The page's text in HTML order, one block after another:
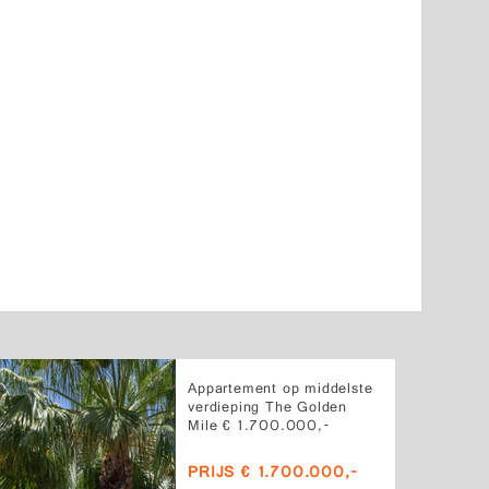
Appartement op middelste
verdieping The Golden
Mile € 1.700.000,-
PRIJS € 1.700.000,-